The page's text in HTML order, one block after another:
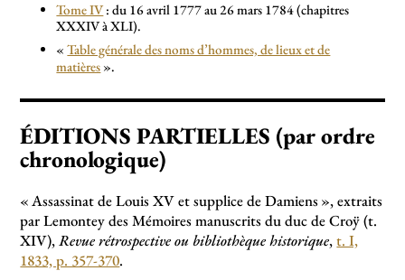
Tome IV: du 16 avril 1777 au 26 mars 1784 (chapitres
XXXIV à XLI).
« Table générale des noms d’hommes, de lieux et de
matières ».
ÉDITIONS PARTIELLES (par ordre
chronologique)
«Assassinat de Louis XV et supplice de Damiens », extraits
par Lemontey des Mémoires manuscrits du duc de Croÿ (t.
XIV),Revue rétrospective ou bibliothèque historique,t. I,
1833, p. 357-370.